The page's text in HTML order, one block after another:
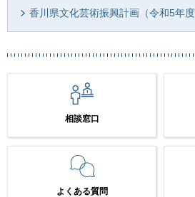
香川県文化芸術振興計画（令和5年度
相談窓口
よくある質問